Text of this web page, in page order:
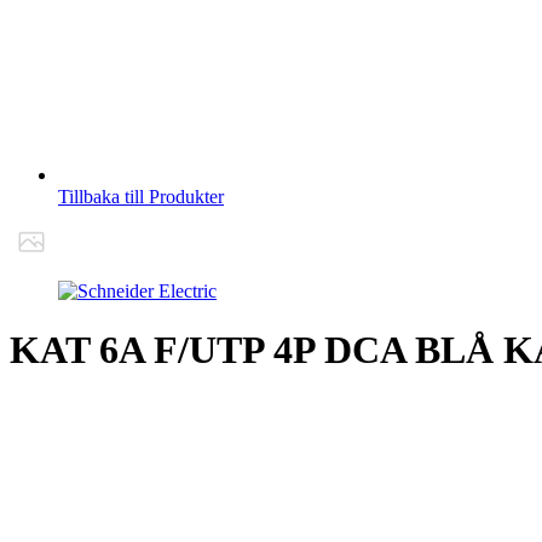
Tillbaka till Produkter
KAT 6A F/UTP 4P DCA BLÅ